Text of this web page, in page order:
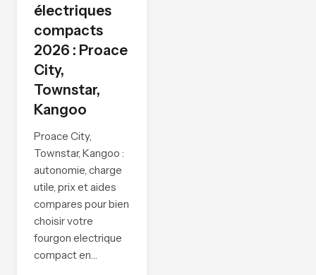
électriques
compacts
2026 : Proace
City,
Townstar,
Kangoo
Proace City,
Townstar, Kangoo :
autonomie, charge
utile, prix et aides
compares pour bien
choisir votre
fourgon electrique
compact en…